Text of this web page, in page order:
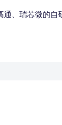
通、瑞芯微的自